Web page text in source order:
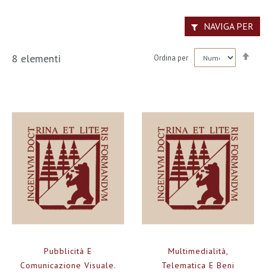
8 elementi Ordina per
Pubblicità E
Comunicazione Visuale.
Multimedialità,
Telematica E Beni
NAVIGA PER